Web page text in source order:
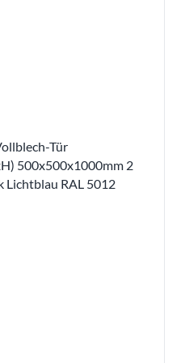
Tür
500x500x1000mm 2
Lichtblau RAL 5012